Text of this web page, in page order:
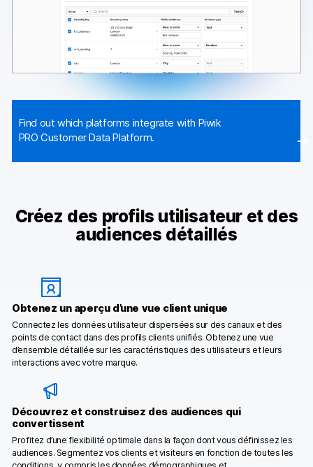
Find out which platforms integrate with Piwik
PRO Customer Data Platform.
Créez des profils utilisateur et des
audiences détaillés
Obtenez un aperçu d’une vue client unique
Connectez les données utilisateur dispersées sur des canaux et des
points de contact dans des profils clients unifiés. Obtenez une vue
d’ensemble détaillée sur les caractéristiques des utilisateurs et leurs
interactions avec votre marque.
Découvrez et construisez des audiences qui
convertissent
Profitez d’une flexibilité optimale dans la façon dont vous définissez les
audiences. Segmentez vos clients et visiteurs en fonction de toutes les